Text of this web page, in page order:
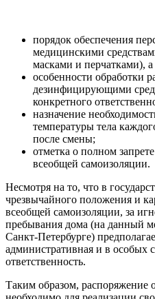
порядок обеспечения
медицинскими
масками и перчатками),
особенности обработки
дезинфицирующими
конкретного
назначение
температуры тела
после смены;
отметка о полном
всеобщей самоизоляции.
Несмотря на то, что в
чрезвычайного положения и
всеобщей самоизоляции, за
пребывания дома (на данный
Санкт-Петербурге)
административная и в особых
ответственность.
Таким образом, распоряжение